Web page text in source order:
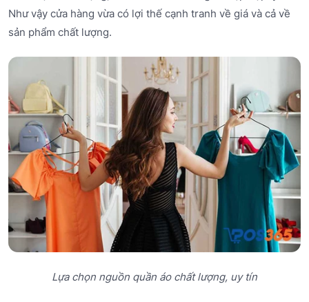
Như vậy cửa hàng vừa có lợi thế cạnh tranh về giá và cả về
sản phẩm chất lượng.
Lựa chọn nguồn quần áo chất lượng, uy tín